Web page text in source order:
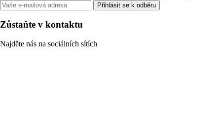
Přihlásit se k odběru
Zůstaňte v kontaktu
Najděte nás na sociálních sítích